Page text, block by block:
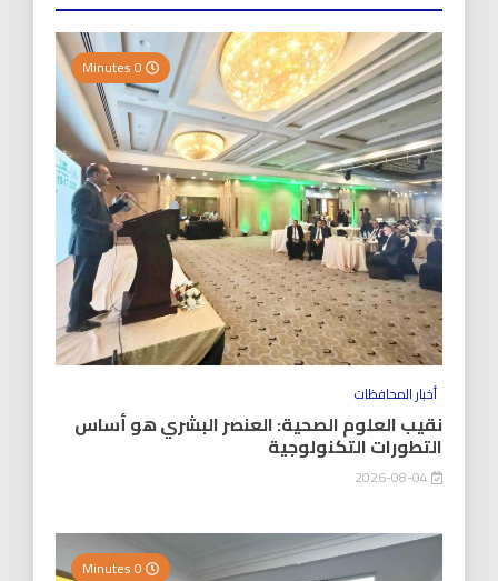
أخبار المحافظات
نقيب العلوم الصحية: العنصر البشري هو أساس
التطورات التكنولوجية